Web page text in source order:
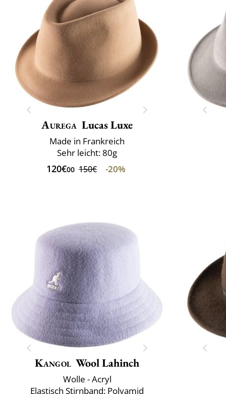
Aurega Lucas Luxe
Made in Frankreich
Sehr leicht: 80g
120€00 150€ -20%
Kangol Wool Lahinch
Wolle - Acryl
Elastisch Stirnband: Polyamid